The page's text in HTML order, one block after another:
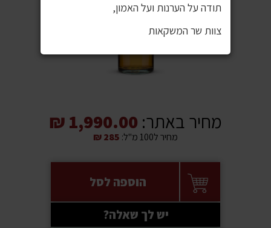
מחיר באתר: 1,990.00 ₪
מחיר ל100 מ"ל:
הוספה לסל
יש לך שאלה?
תודה על הערנות ועל האמון,
צוות שר המשקאות